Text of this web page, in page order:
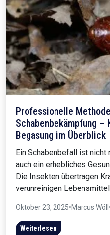
Professionelle
Schabenbekämpfung –
Begasung im Überblick
Ein Schabenbefall ist nicht
auch ein erhebliches
Die Insekten übertragen
verunreinigen
Oktober 23, 2025•Marcus Wöll
Weiterlesen